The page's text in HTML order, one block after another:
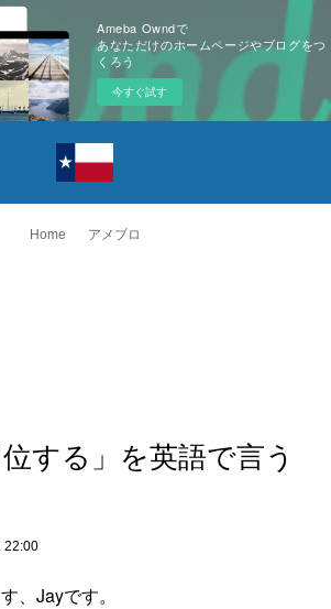
Ameba Owndで
あなただけのホームページやブログをつ
くろう
今すぐ試す
Home アメブロ
位する」を英語で言う
22:00
、Jayです。